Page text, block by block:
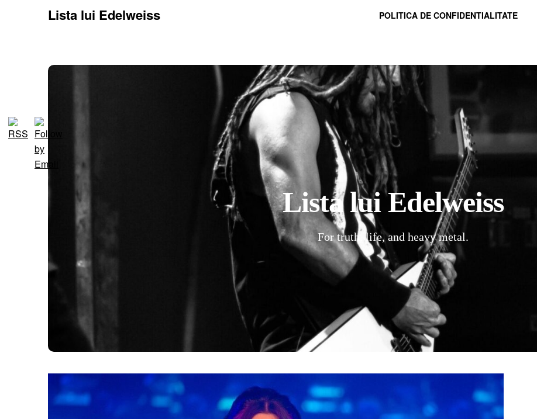
Lista lui Edelweiss POLITICA DE CONFIDENTIALITATE
Lista lui Edelweiss
For truth, life, and heavy metal.